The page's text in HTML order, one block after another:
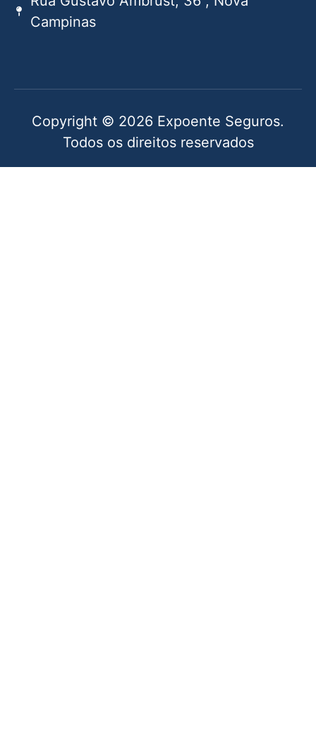
Campinas
Copyright © 2026 Expoente Seguros.
Todos os direitos reservados